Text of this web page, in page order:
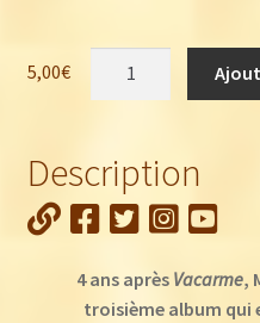
5,00€
:
Que
de
pluie
Description
4 ans après Vacarme,
troisième album qui